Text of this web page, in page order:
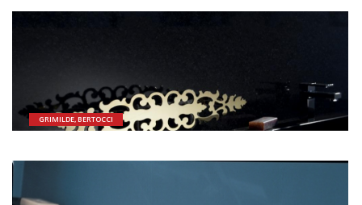
GRIMILDE, BERTOCCI